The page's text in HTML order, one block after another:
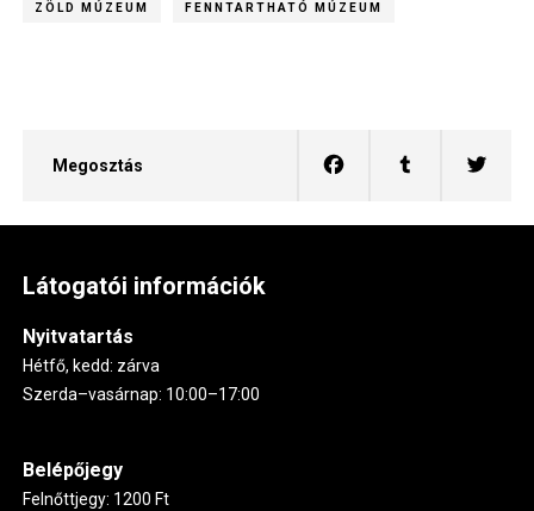
ZÖLD MÚZEUM FENNTARTHATÓ MÚZEUM
Megosztás
Látogatói információk
Nyitvatartás
Hétfő, kedd: zárva
Szerda–vasárnap: 10:00–17:00
Belépőjegy
Felnőttjegy: 1200 Ft